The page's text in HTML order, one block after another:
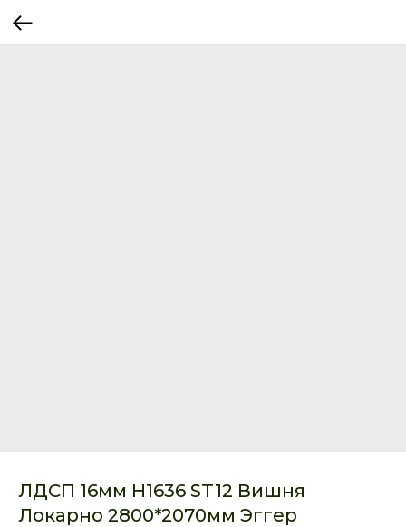
ЛДСП 16мм H1636 ST12 Вишня
Локарно 2800*2070мм Эггер